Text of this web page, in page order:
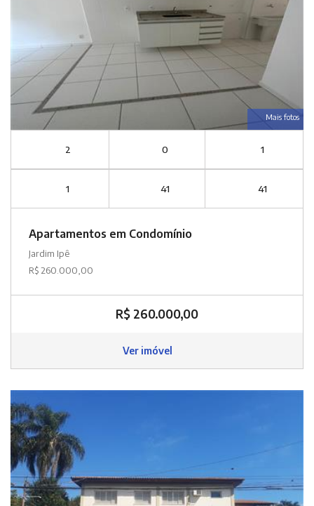
Mais fotos
2 0 1
1 41 41
Apartamentos em Condomínio
Jardim Ipê
R$ 260.000,00
R$ 260.000,00
Ver imóvel